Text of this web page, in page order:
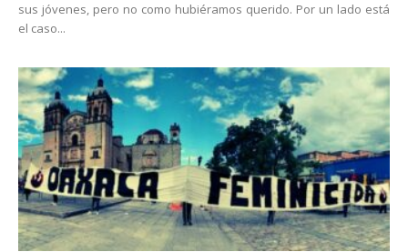
sus jóvenes, pero no como hubiéramos querido. Por un lado está
el caso...